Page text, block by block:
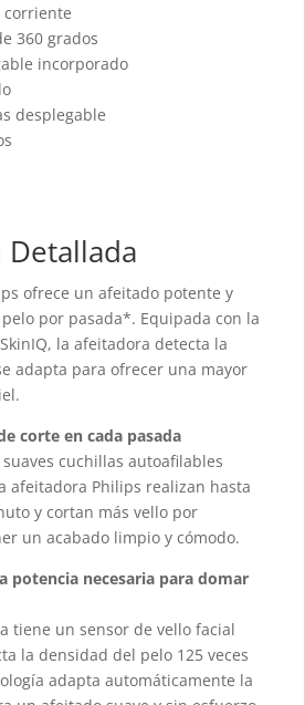
corriente
360 grados
incorporado
desplegable
Detallada
ofrece un afeitado potente y
por pasada*. Equipada con la
la afeitadora detecta la
adapta para ofrecer una mayor
corte en cada pasada
cuchillas autoafilables
afeitadora Philips realizan hasta
y cortan más vello por
un acabado limpio y cómodo.
potencia necesaria para domar
tiene un sensor de vello facial
la densidad del pelo 125 veces
adapta automáticamente la